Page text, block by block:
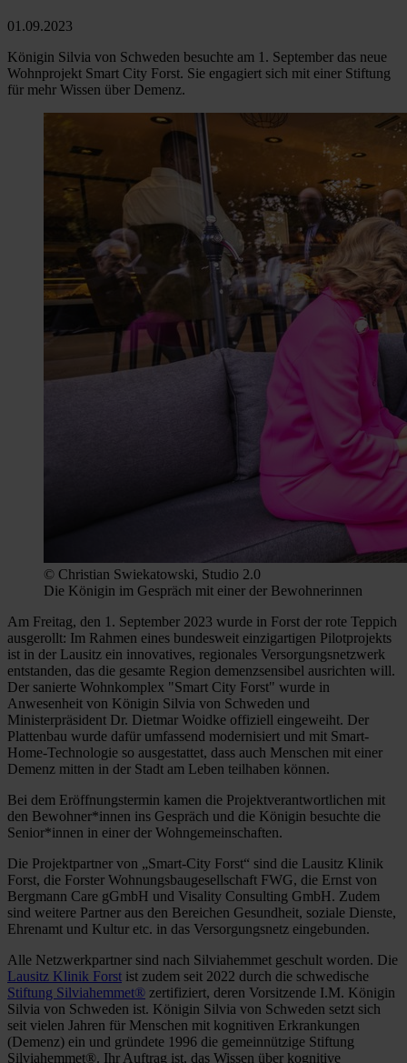
01.09.2023
Königin Silvia von Schweden besuchte am 1. September das neue
Wohnprojekt Smart City Forst. Sie engagiert sich mit einer Stiftung
für mehr Wissen über Demenz.
© Christian Swiekatowski, Studio 2.0
Die Königin im Gespräch mit einer der Bewohnerinnen
Am Freitag, den 1. September 2023 wurde in Forst der rote Teppich
ausgerollt: Im Rahmen eines bundesweit einzigartigen Pilotprojekts
ist in der Lausitz ein innovatives, regionales Versorgungsnetzwerk
entstanden, das die gesamte Region demenzsensibel ausrichten will.
Der sanierte Wohnkomplex "Smart City Forst" wurde in
Anwesenheit von Königin Silvia von Schweden und
Ministerpräsident Dr. Dietmar Woidke offiziell eingeweiht. Der
Plattenbau wurde dafür umfassend modernisiert und mit Smart-
Home-Technologie so ausgestattet, dass auch Menschen mit einer
Demenz mitten in der Stadt am Leben teilhaben können.
Bei dem Eröffnungstermin kamen die Projektverantwortlichen mit
den Bewohner*innen ins Gespräch und die Königin besuchte die
Senior*innen in einer der Wohngemeinschaften.
Die Projektpartner von „Smart-City Forst“ sind die Lausitz Klinik
Forst, die Forster Wohnungsbaugesellschaft FWG, die Ernst von
Bergmann Care gGmbH und Visality Consulting GmbH. Zudem
sind weitere Partner aus den Bereichen Gesundheit, soziale Dienste,
Ehrenamt und Kultur etc. in das Versorgungsnetz eingebunden.
Alle Netzwerkpartner sind nach Silviahemmet geschult worden. Die
Lausitz Klinik Forst ist zudem seit 2022 durch die schwedische
Stiftung Silviahemmet® zertifiziert, deren Vorsitzende I.M. Königin
Silvia von Schweden ist. Königin Silvia von Schweden setzt sich
seit vielen Jahren für Menschen mit kognitiven Erkrankungen
(Demenz) ein und gründete 1996 die gemeinnützige Stiftung
Silviahemmet®. Ihr Auftrag ist, das Wissen über kognitive